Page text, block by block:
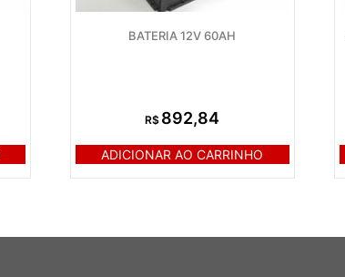
BATERIA 12V 60AH
R$ 892,84
ADICIONAR AO CARRINHO